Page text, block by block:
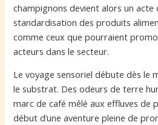
champignons devient alors un acte
standardisation des produits
comme ceux que pourraient
acteurs dans le secteur.
Le voyage sensoriel débute dès le
le substrat. Des odeurs de terre
marc de café mêlé aux effluves de
début d’une aventure pleine de